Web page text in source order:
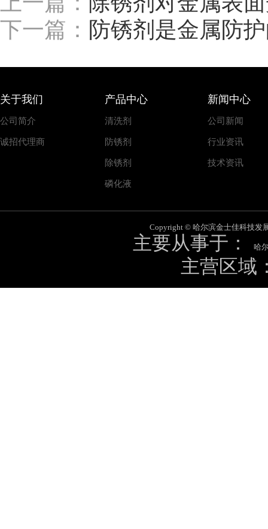
下一篇： 防锈剂是金属防
关于我们
公司简介
诚招代理商
产品中心
清洗剂
防锈剂
除锈剂
磷化液
新闻中心
公司新闻
行业资讯
技术资讯
Copyright © 哈尔滨金士佳科技发
主要从事于： 哈
主营区域